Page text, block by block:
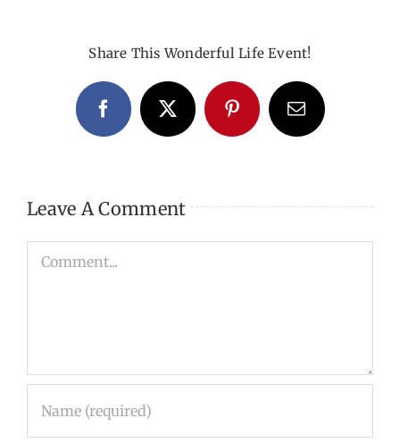
Share This Wonderful Life Event!
FacebookX PinterestEmail
Leave A Comment
Comment